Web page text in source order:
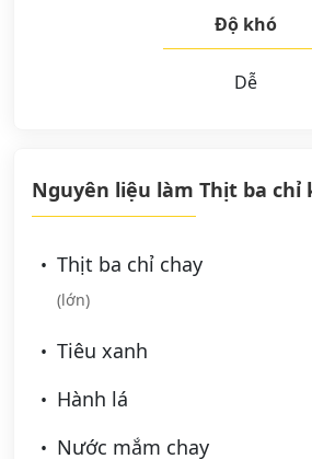
Độ khó
Dễ
Nguyên liệu làm Thịt ba chỉ
Thịt ba chỉ chay
(lớn)
Tiêu xanh
Hành lá
Nước mắm chay